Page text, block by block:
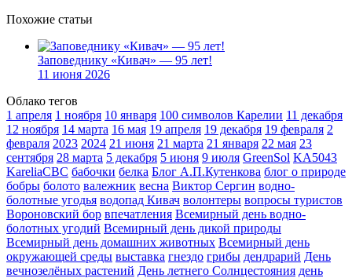
Похожие статьи
Заповеднику «Кивач» — 95 лет!
11 июня 2026
Облако тегов
1 апреля 1 ноября 10 января 100 символов Карелии 11 декабря
12 ноября 14 марта 16 мая 19 апреля 19 декабря 19 февраля 2
февраля 2023 2024 21 июня 21 марта 21 января 22 мая 23
сентября 28 марта 5 декабря 5 июня 9 июля GreenSol KA5043
KareliaCBC бабочки белка Блог А.П.Кутенкова блог о природе
бобры болото валежник весна Виктор Сергин водно-
болотные угодья водопад Кивач волонтеры вопросы туристов
Вороновский бор впечатления Всемирный день водно-
болотных угодий Всемирный день дикой природы
Всемирный день домашних животных Всемирный день
окружающей среды выставка гнездо грибы дендрарий День
вечнозелёных растений День летнего Солнцестояния день